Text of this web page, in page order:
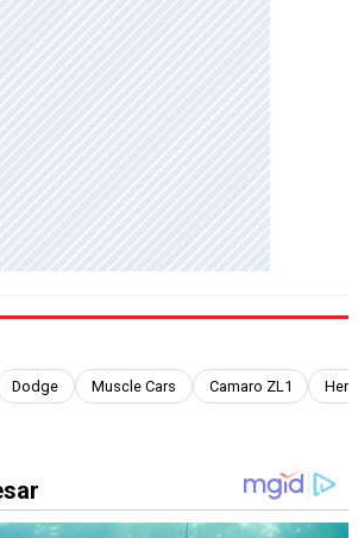
Dodge Muscle Cars Camaro ZL1